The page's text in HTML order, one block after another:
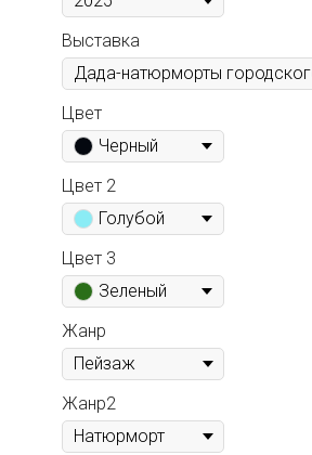
Выставка
Цвет
Черный
Цвет 2
Голубой
Цвет 3
Зеленый
Жанр
Жанр2